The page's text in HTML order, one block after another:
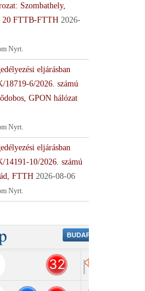
Szombathely,
20 FTTB-FTTH 2026-
Nyrt.
eljárásban
18719-6/2026. számú
GPON hálózat
Nyrt.
eljárásban
14191-10/2026. számú
FTTH 2026-08-06
Nyrt.